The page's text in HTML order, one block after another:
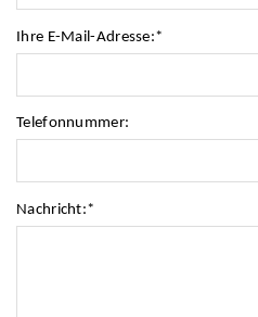
Ihre E-Mail-Adresse:*
Telefonnummer:
Nachricht:*